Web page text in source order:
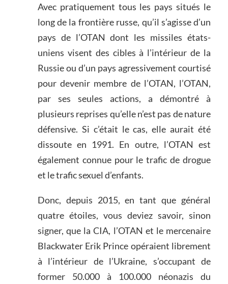
Avec pratiquement tous les pays situés le
long de la frontière russe, qu’il s’agisse d’un
pays de l’OTAN dont les missiles états-
uniens visent des cibles à l’intérieur de la
Russie ou d’un pays agressivement courtisé
pour devenir membre de l’OTAN, l’OTAN,
par ses seules actions, a démontré à
plusieurs reprises qu’elle n’est pas de nature
défensive. Si c’était le cas, elle aurait été
dissoute en 1991. En outre, l’OTAN est
également connue pour le trafic de drogue
et le trafic sexuel d’enfants.
Donc, depuis 2015, en tant que général
quatre étoiles, vous deviez savoir, sinon
signer, que la CIA, l’OTAN et le mercenaire
Blackwater Erik Prince opéraient librement
à l’intérieur de l’Ukraine, s’occupant de
former 50.000 à 100.000 néonazis du